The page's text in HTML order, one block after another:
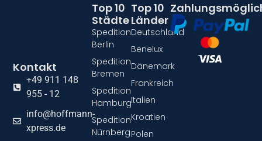
Kontakt
+49 911 148
955 - 12
info@hoffmann-
xpress.de
Top 10
Länder
Deutschland
Benelux
Dänemark
Frankreich
Italien
Kroatien
Polen
Top 10
Städte
Spedition
Berlin
Spedition
Bremen
Spedition
Hamburg
Spedition
Nürnberg